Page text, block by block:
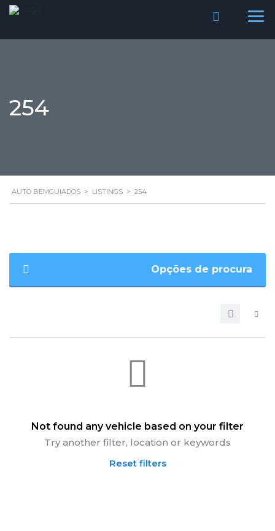
254
AUTO BEMGUIADOS > LISTINGS > 254
Opções de procura
Not found any vehicle based on your filter
Try another filter, location or keywords
Reset filters